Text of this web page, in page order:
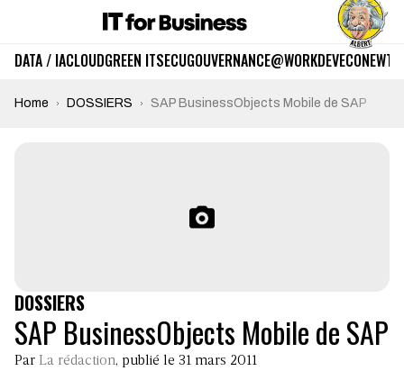
DATA / IACLOUDGREEN ITSECUGOUVERNANCE@WORKDEVECO
Home DOSSIERS SAP BusinessObjects Mobile de SAP
DOSSIERS
SAP BusinessObjects Mobile de SAP
Par La rédaction, publié le 31 mars 2011